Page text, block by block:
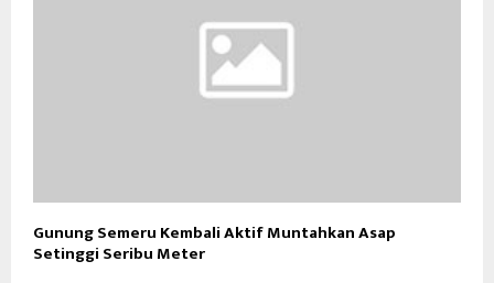
Gunung Semeru Kembali Aktif Muntahkan Asap
Setinggi Seribu Meter